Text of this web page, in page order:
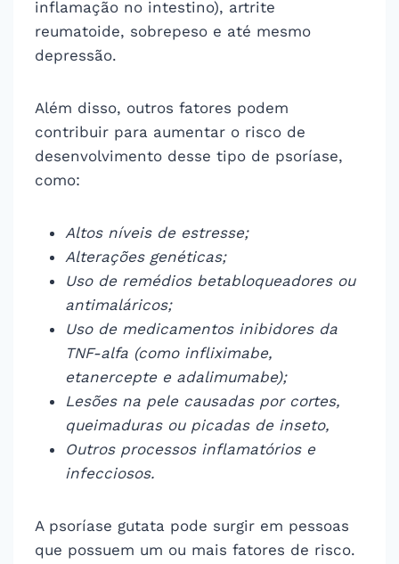
inflamação no intestino), artrite
reumatoide, sobrepeso e até mesmo
depressão.
Além disso, outros fatores podem
contribuir para aumentar o risco de
desenvolvimento desse tipo de psoríase,
como:
Altos níveis de estresse;
Alterações genéticas;
Uso de remédios betabloqueadores ou
antimaláricos;
Uso de medicamentos inibidores da
TNF-alfa (como infliximabe,
etanercepte e adalimumabe);
Lesões na pele causadas por cortes,
queimaduras ou picadas de inseto,
Outros processos inflamatórios e
infecciosos.
A psoríase gutata pode surgir em pessoas
que possuem um ou mais fatores de risco.